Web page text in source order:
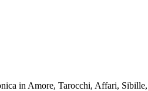
in Amore, Tarocchi, Affari,